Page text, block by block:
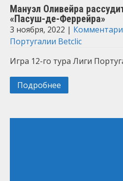
Мануэл Оливейра
«Пасуш-де-Феррейра»
3 ноября, 2022 |
Португалии Betclic
Игра 12-го тура Лиги
Подробнее